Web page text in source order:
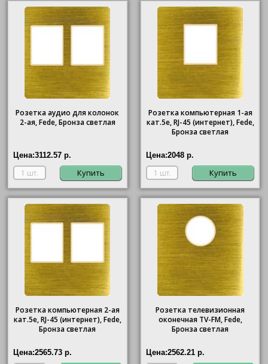
Розетка аудио для колонок
2-ая, Fede, Бронза светлая
Цена:3112.57 р.
Купить
Розетка компьютерная 1-ая
кат.5е, RJ-45 (интернет), Fede,
Бронза светлая
Цена:2048 р.
Купить
Розетка компьютерная 2-ая
кат.5е, RJ-45 (интернет), Fede,
Бронза светлая
Цена:2565.73 р.
Розетка телевизионная
оконечная ТV-FМ, Fede,
Бронза светлая
Цена:2562.21 р.